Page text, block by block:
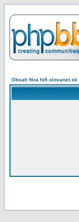
Obsah fóra hifi.slovanet.sk